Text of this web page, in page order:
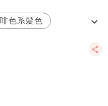
啡色系髮色